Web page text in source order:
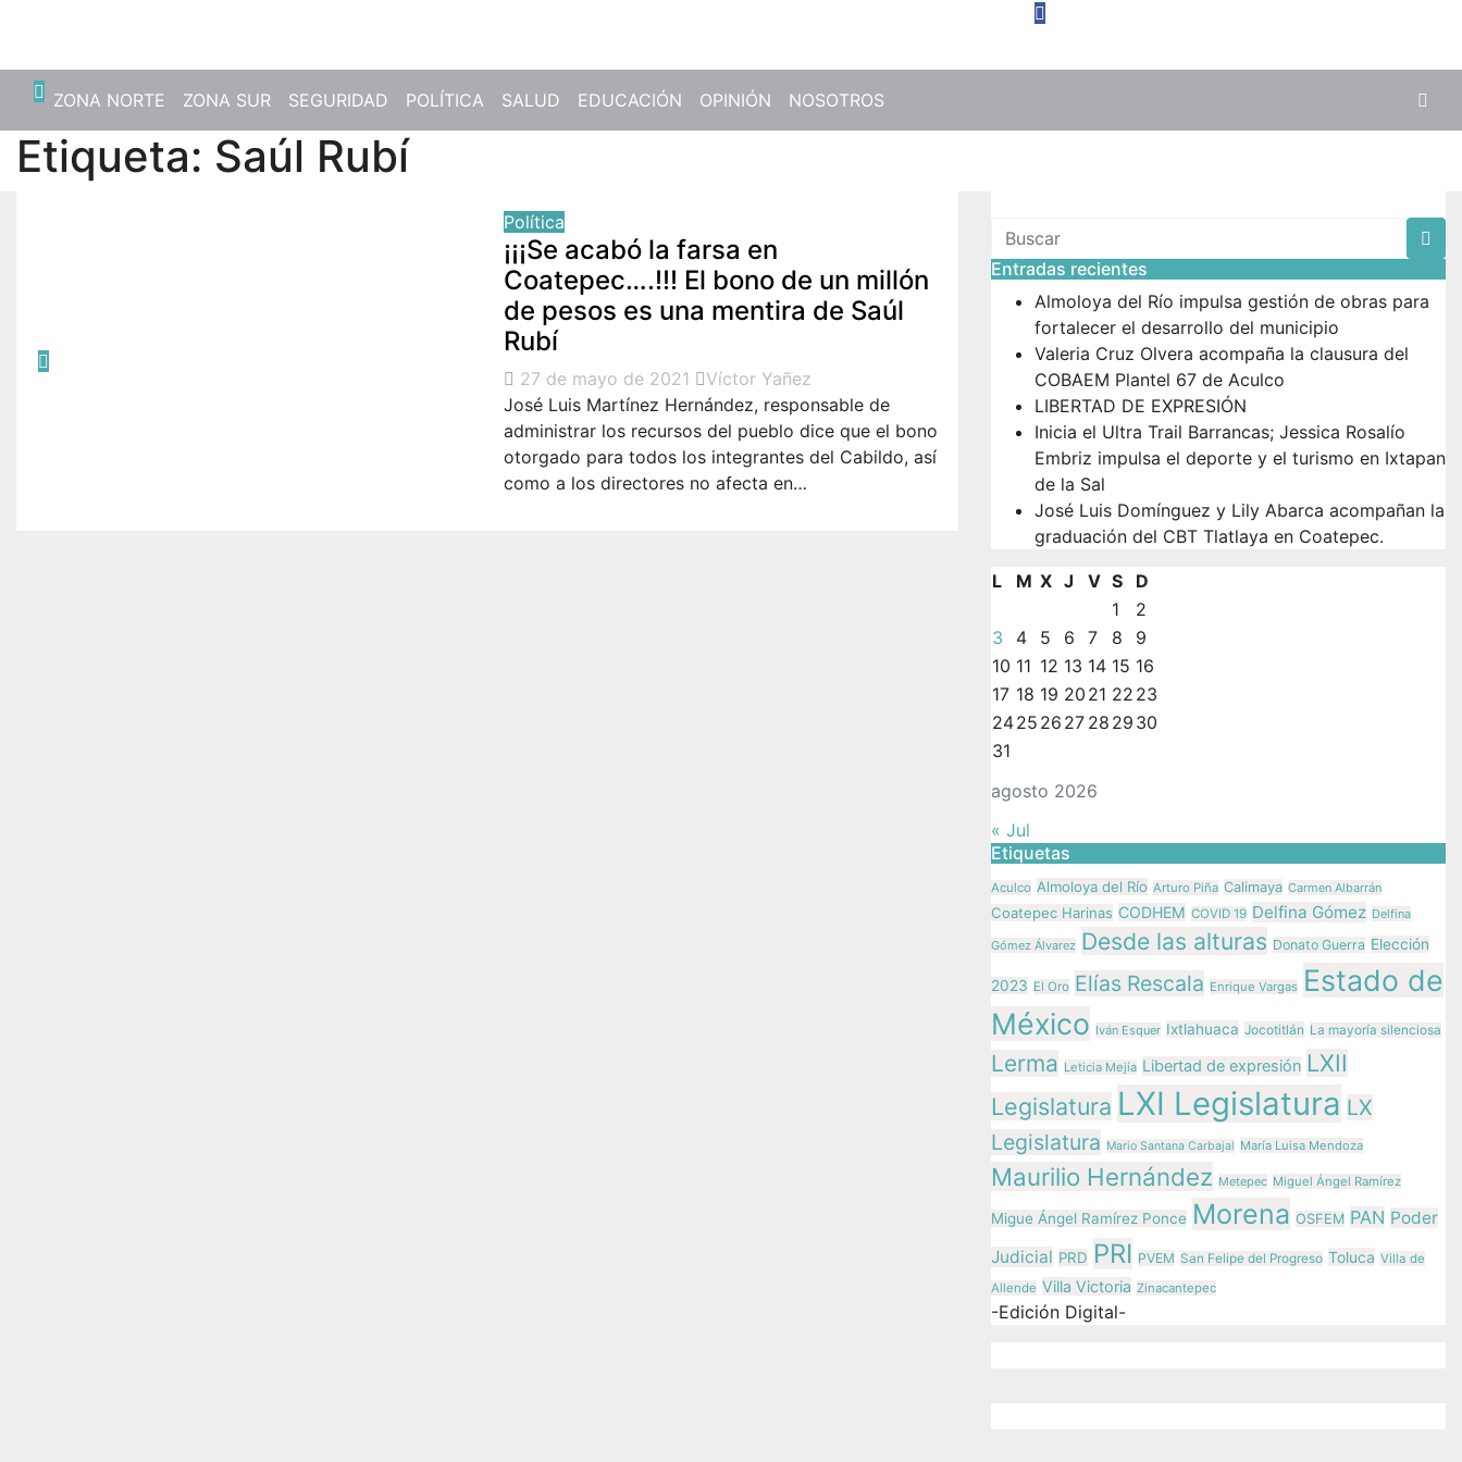
ZONA NORTE ZONA SUR SEGURIDAD POLÍTICA SALUD EDUCACIÓN OPINIÓN NOSOTROS
Etiqueta: Saúl Rubí
Política
¡¡¡Se acabó la farsa en
Coatepec….!!! El bono de un millón
de pesos es una mentira de Saúl
Rubí
27 de mayo de 2021
Víctor Yañez
José Luis Martínez Hernández, responsable de
administrar los recursos del pueblo dice que el bono
otorgado para todos los integrantes del Cabildo, así
como a los directores no afecta en…
Entradas recientes
Almoloya del Río impulsa gestión de obras para
fortalecer el desarrollo del municipio
Valeria Cruz Olvera acompaña la clausura del
COBAEM Plantel 67 de Aculco
LIBERTAD DE EXPRESIÓN
Inicia el Ultra Trail Barrancas; Jessica Rosalío
Embriz impulsa el deporte y el turismo en Ixtapan
de la Sal
José Luis Domínguez y Lily Abarca acompañan la
graduación del CBT Tlatlaya en Coatepec.
agosto 2026
L M X J V S
D
1
2
3
4 5 6 7 8
9
10 11 12 13 14 15 16
17 18 19 20 21 22 23
2425 26 27 28 29 30
31
« Jul
Etiquetas
Aculco Almoloya del Río Arturo Piña Calimaya Carmen Albarrán
Coatepec Harinas CODHEM COVID 19 Delfina Gómez Delfina
Gómez Álvarez Desde las alturas Donato Guerra Elección
2023 El Oro Elías Rescala Enrique Vargas Estado de
México Iván Esquer Ixtlahuaca Jocotitlán La mayoría silenciosa
Lerma Leticia Mejía Libertad de expresión LXII
Legislatura LXI Legislatura LX
Legislatura Mario Santana Carbajal María Luisa Mendoza
Maurilio Hernández Metepec Miguel Ángel Ramírez
Migue Ángel Ramírez Ponce Morena OSFEM PAN Poder
Judicial PRD PRI PVEM San Felipe del Progreso Toluca Villa de
Allende Villa Victoria Zinacantepec
-Edición Digital-